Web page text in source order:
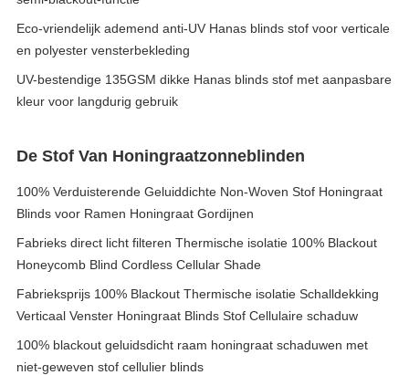
Eco-vriendelijk ademend anti-UV Hanas blinds stof voor verticale
en polyester vensterbekleding
UV-bestendige 135GSM dikke Hanas blinds stof met aanpasbare
kleur voor langdurig gebruik
De Stof Van Honingraatzonneblinden
100% Verduisterende Geluiddichte Non-Woven Stof Honingraat
Blinds voor Ramen Honingraat Gordijnen
Fabrieks direct licht filteren Thermische isolatie 100% Blackout
Honeycomb Blind Cordless Cellular Shade
Fabrieksprijs 100% Blackout Thermische isolatie Schalldekking
Verticaal Venster Honingraat Blinds Stof Cellulaire schaduw
100% blackout geluidsdicht raam honingraat schaduwen met
niet-geweven stof cellulier blinds